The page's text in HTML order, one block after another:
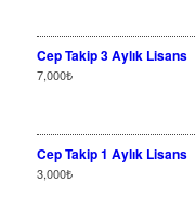
Cep Takip 3 Aylık Lisans
7,000₺
Cep Takip 1 Aylık Lisans
3,000₺